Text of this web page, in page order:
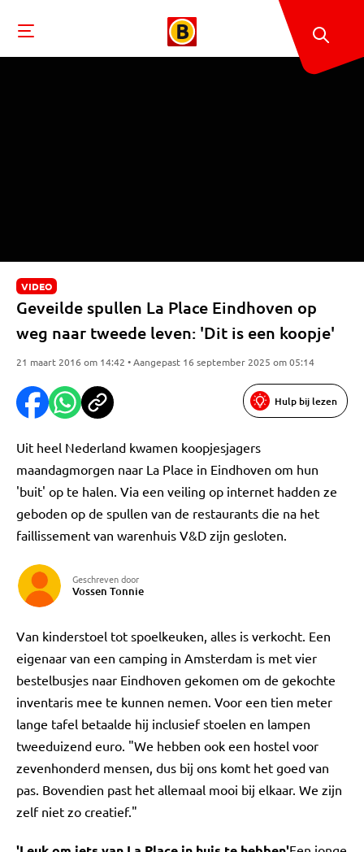
VIDEO
Geveilde spullen La Place Eindhoven op
weg naar tweede leven: 'Dit is een koopje'
21 maart 2016 om 14:42 • Aangepast 16 september 2025 om 05:14
Hulp bij lezen
Uit heel Nederland kwamen koopjesjagers
maandagmorgen naar La Place in Eindhoven om hun
'buit' op te halen. Via een veiling op internet hadden ze
geboden op de spullen van de restaurants die na het
faillissement van warenhuis V&D zijn gesloten.
Geschreven door
Vossen Tonnie
Van kinderstoel tot spoelkeuken, alles is verkocht. Een
eigenaar van een camping in Amsterdam is met vier
bestelbusjes naar Eindhoven gekomen om de gekochte
inventaris mee te kunnen nemen. Voor een tien meter
lange tafel betaalde hij inclusief stoelen en lampen
tweeduizend euro. "We hebben ook een hostel voor
zevenhonderd mensen, dus bij ons komt het goed van
pas. Bovendien past het allemaal mooi bij elkaar. We zijn
zelf niet zo creatief."